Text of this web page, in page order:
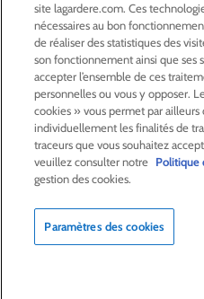
LA FONDATIONJEAN‑LUC
CENTRE PRESSE
NOUS REJOINDRE
Flux RSS
Nous contacter
site lagardere.com. Ces
nécessaires au bon
de réaliser des statistiques des
son fonctionnement ainsi que ses
accepter l’ensemble de ces
personnelles ou vous y opposer.
cookies » vous permet par ailleurs
individuellement les finalités de
traceurs que vous souhaitez
veuillez consulter notre Politique
gestion des cookies.
Paramètres des cookies